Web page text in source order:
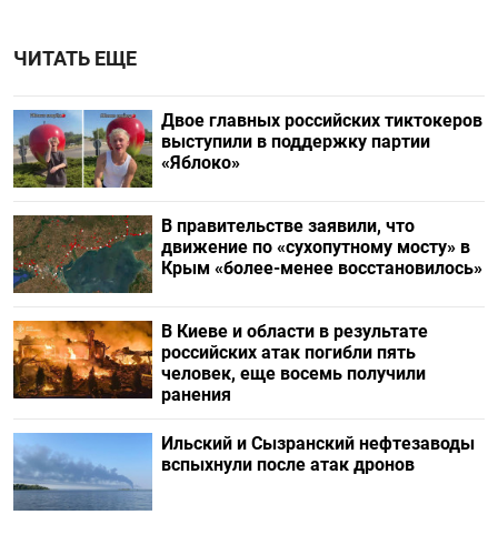
ЧИТАТЬ ЕЩЕ
Двое главных российских тиктокеров
выступили в поддержку партии
«Яблоко»
В правительстве заявили, что
движение по «сухопутному мосту» в
Крым «более-менее восстановилось»
В Киеве и области в результате
российских атак погибли пять
человек, еще восемь получили
ранения
Ильский и Сызранский нефтезаводы
вспыхнули после атак дронов